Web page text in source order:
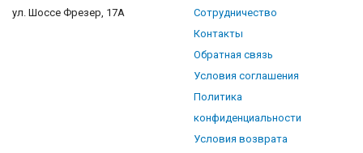
ул. Шоссе Фрезер, 17А
Сотрудничество
Контакты
Обратная связь
Условия соглашения
Политика
конфиденциальности
Условия возврата